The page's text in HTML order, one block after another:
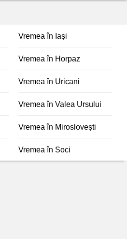
Vremea în Iași
Vremea în Horpaz
Vremea în Uricani
Vremea în Valea Ursului
Vremea în Miroslovești
Vremea în Soci